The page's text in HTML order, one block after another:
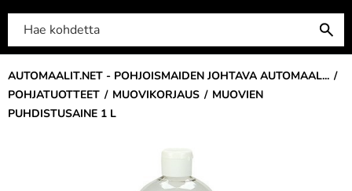
AUTOMAALIT.NET - POHJOISMAIDEN JOHTAVA AUTOMAAL...
POHJATUOTTEET
MUOVIKORJAUS
MUOVIEN
PUHDISTUSAINE 1 L